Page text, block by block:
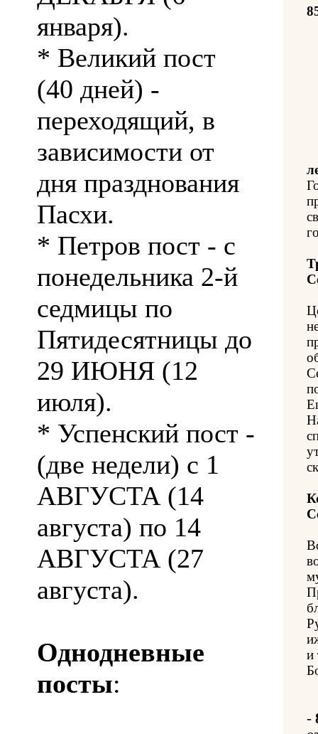
января).
* Великий пост
(40 дней) -
переходящий, в
зависимости от
дня празднования
Пасхи.
* Петров пост - с
понедельника 2-й
седмицы по
Пятидесятницы до
29 ИЮНЯ (12
июля).
* Успенский пост -
(две недели) с 1
АВГУСТА (14
августа) по 14
АВГУСТА (27
августа).
Однодневные
посты:
и
-